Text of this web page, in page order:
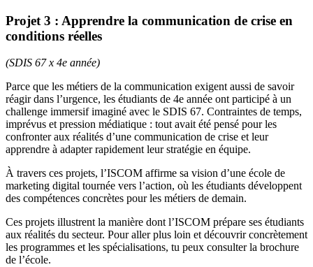
Projet 3 : Apprendre la communication de crise en
conditions réelles
(SDIS 67 x 4e année)
Parce que les métiers de la communication exigent aussi de savoir
réagir dans l’urgence, les étudiants de 4e année ont participé à un
challenge immersif imaginé avec le SDIS 67. Contraintes de temps,
imprévus et pression médiatique : tout avait été pensé pour les
confronter aux réalités d’une communication de crise et leur
apprendre à adapter rapidement leur stratégie en équipe.
À travers ces projets, l’ISCOM affirme sa vision d’une école de
marketing digital tournée vers l’action, où les étudiants développent
des compétences concrètes pour les métiers de demain.
Ces projets illustrent la manière dont l’ISCOM prépare ses étudiants
aux réalités du secteur. Pour aller plus loin et découvrir concrètement
les programmes et les spécialisations, tu peux consulter la brochure
de l’école.